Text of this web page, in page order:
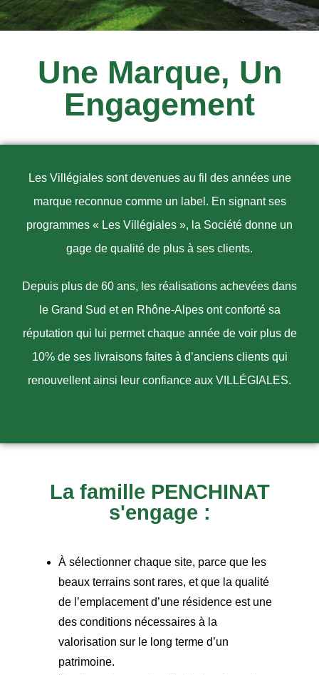
Une Marque, Un
Engagement
Les Villégiales sont devenues au fil des années une
marque reconnue comme un label. En signant ses
programmes « Les Villégiales », la Société donne un
gage de qualité de plus à ses clients.
Depuis plus de 60 ans, les réalisations achevées dans
le Grand Sud et en Rhône-Alpes ont conforté sa
réputation qui lui permet chaque année de voir plus de
10% de ses livraisons faites à d’anciens clients qui
renouvellent ainsi leur confiance aux VILLÉGIALES.
La famille PENCHINAT
s'engage :
À sélectionner chaque site, parce que les
beaux terrains sont rares, et que la qualité
de l’emplacement d’une résidence est une
des conditions nécessaires à la
valorisation sur le long terme d’un
patrimoine.